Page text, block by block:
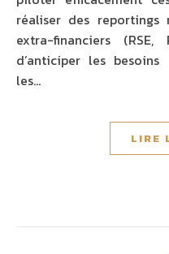
réaliser des reportings
extra-financiers (RSE,
d’anticiper les besoins
les…
LIRE